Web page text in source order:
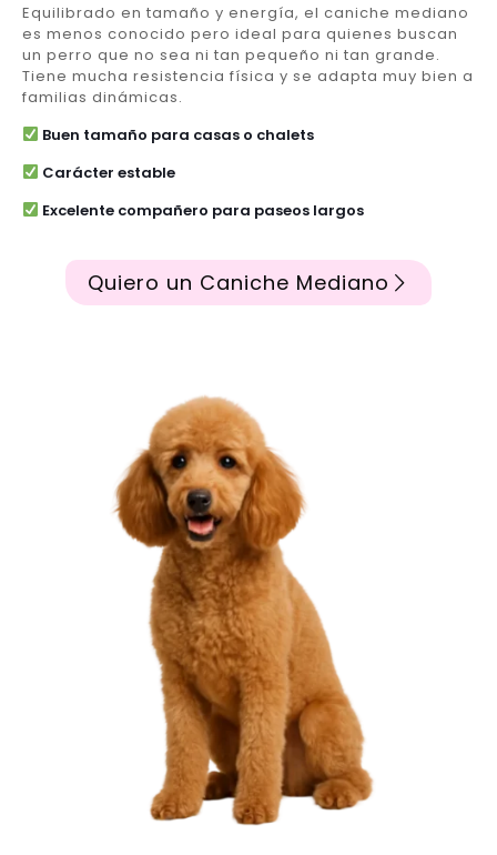
Equilibrado en tamaño y energía, el caniche mediano
es menos conocido pero ideal para quienes buscan
un perro que no sea ni tan pequeño ni tan grande.
Tiene mucha resistencia física y se adapta muy bien a
familias dinámicas.
Buen tamaño para casas o chalets
Carácter estable
Excelente compañero para paseos largos
Quiero un Caniche Mediano